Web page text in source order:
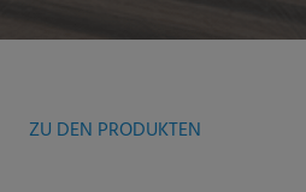
ZU DEN PRODUKTEN